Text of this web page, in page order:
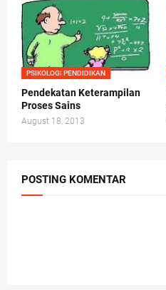
PSIKOLOGI PENDIDIKAN
Pendekatan Keterampilan
Proses Sains
August 18, 2013
POSTING KOMENTAR